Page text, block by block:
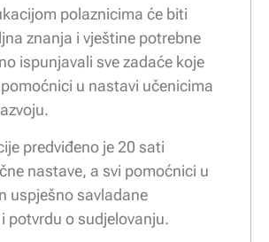
polaznicima će biti
znanja i vještine potrebne
ispunjavali sve zadaće koje
u nastavi učenicima
predviđeno je 20 sati
nastave, a svi pomoćnici u
uspješno savladane
potvrdu o sudjelovanju.